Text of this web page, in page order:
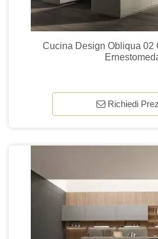
Cucina Design Obliqua 02
Richiedi